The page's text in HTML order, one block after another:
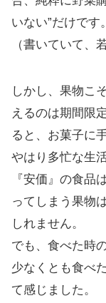
いない”だけです
（書いていて、
しかし、果物こ
えるのは期間限
ると、お菓子に
やはり多忙な生
『安価』の食品
ってしまう果物
しれません。
でも、食べた時
少なくとも食べ
て感じました。